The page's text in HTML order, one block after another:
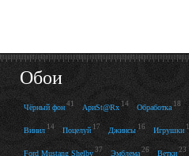
Обои
Чёрный фон 41 АриSt@Rх 14 Обработка 18
Винил 14 Поцелуй 17 Джинсы 16 Игрушки
Ford Mustang Shelby 37 Эмблема 26 Ветки 23